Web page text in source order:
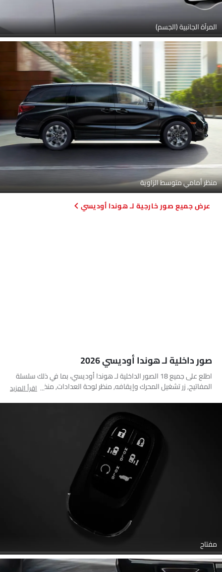
المرآة الجانبية (الجسم)
منظر أمامي متوسط الزاوية
صور خارجية لـ هوندا أوديسي
صور داخلية لـ هوندا أوديسي 2026
اطلع على جميع 18 الصور الداخلية لـ هوندا أوديسي، بما في ذلك سلسلة
المفاتيح, زر تشغيل المحرك وإيقافه, منظر لوحة العدادات, منظر نظام
معًا, المقاعد الخلفية, المقاعد الأمامية, أدوات ضبط المقعد, الفاصل
الأمامي الأوسط, منفذ ملحقات الطاقة, مسند رأس المقعد الأمامي,
مساعدة الركن, التحكم المركزي
اقرأ المزيد
مفتاح